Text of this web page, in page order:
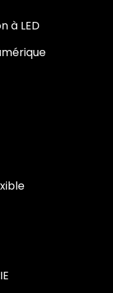
à LED